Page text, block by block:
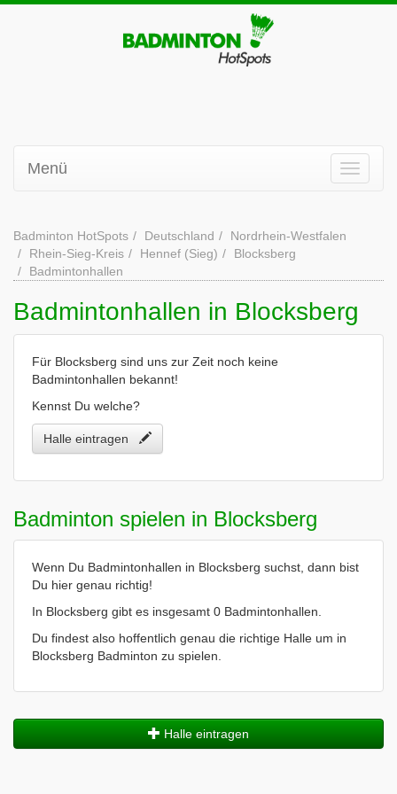
Menü
Badminton HotSpots Deutschland
Nordrhein-Westfalen
Rhein-Sieg-Kreis
Hennef (Sieg)
Blocksberg
Badmintonhallen
Badmintonhallen in Blocksberg
Für Blocksberg sind uns zur Zeit noch keine
Badmintonhallen bekannt!
Kennst Du welche?
Halle eintragen
Badminton spielen in Blocksberg
Wenn Du Badmintonhallen in Blocksberg suchst, dann bist
Du hier genau richtig!
In Blocksberg gibt es insgesamt 0 Badmintonhallen.
Du findest also hoffentlich genau die richtige Halle um in
Blocksberg Badminton zu spielen.
Halle eintragen